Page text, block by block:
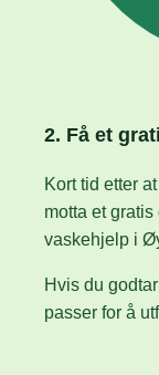
2. Få et
Kort tid etter
motta et
vaskehjelp i
Hvis du
passer for å